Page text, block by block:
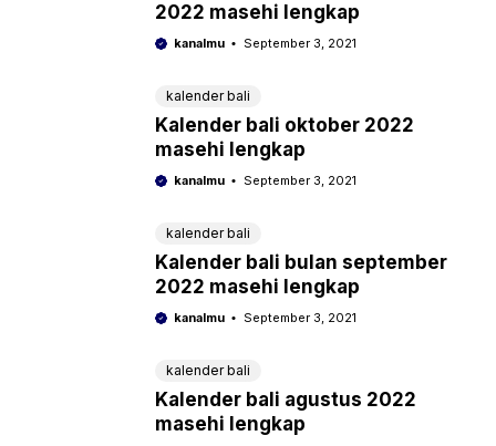
2022 masehi lengkap
kanalmu September 3, 2021
kalender bali
Kalender bali oktober 2022
masehi lengkap
kanalmu September 3, 2021
kalender bali
Kalender bali bulan september
2022 masehi lengkap
kanalmu September 3, 2021
kalender bali
Kalender bali agustus 2022
masehi lengkap